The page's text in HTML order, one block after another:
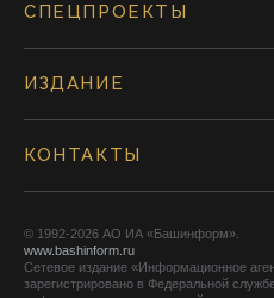
СПЕЦПРОЕКТЫ
ИЗДАНИЕ
КОНТАКТЫ
© 1992-2026 АО ИА «Башинформ».
www.bashinform.ru
Сетевое издание «Информационное
зарегистрировано в Федеральной